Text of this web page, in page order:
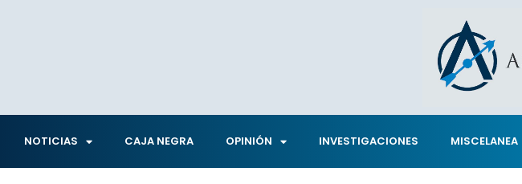
NOTICIAS CAJA NEGRA OPINIÓN INVESTIGACIONES MISCELANEA